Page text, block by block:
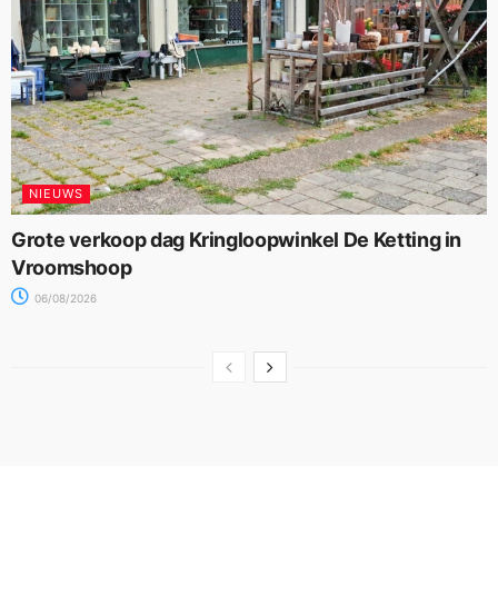
NIEUWS
Grote verkoop dag Kringloopwinkel De Ketting in
Vroomshoop
06/08/2026